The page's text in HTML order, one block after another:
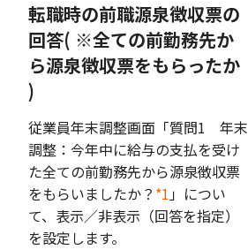
転職時の前職源泉徴収票の
回答( ※全ての前勤務先か
ら源泉徴収票をもらったか
)
従業員年末調整画面「質問1 年末
調整：今年中に給与の支払を受け
た全ての前勤務先から源泉徴収票
をもらいましたか？ *1」につい
て、表示／非表示（回答を指定）
を設定します。